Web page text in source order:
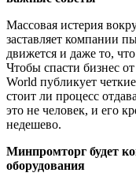
Массовая истерия
заставляет компании
движется и даже то,
Чтобы спасти бизнес
World публикует
стоит ли процесс
это не человек, и его
недешево.
Минпромторг будет
оборудования